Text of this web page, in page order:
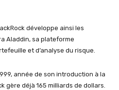
développe ainsi les
Aladdin, sa plateforme
et d’analyse du risque.
année de son introduction à la
gère déjà 165 milliards de dollars.